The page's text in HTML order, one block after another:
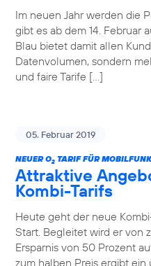
Im neuen Jahr werden die
gibt es ab dem 14. Februar
Blau bietet damit allen
Datenvolumen, sondern
und faire Tarife […]
05. Februar 2019
NEUER O2 TARIF FÜR
Attraktive
Kombi-Tarifs
Heute geht der neue
Start. Begleitet wird er von
Ersparnis von 50 Prozent
zum halben Preis ergibt